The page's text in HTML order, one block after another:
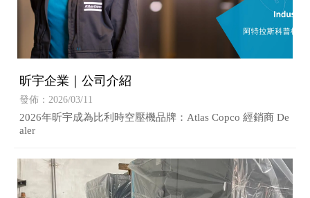
昕宇企業｜公司介紹
發佈：2026/03/11
2026年昕宇成為比利時空壓機品牌：Atlas Copco 經銷商 De
aler